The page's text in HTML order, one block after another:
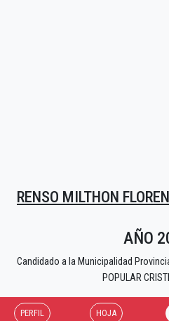
RENSO MILTHON
AÑO
Candidado a la Municipalidad
POPULAR
PERFIL HOJA